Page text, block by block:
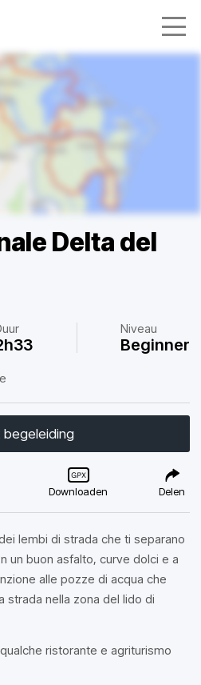
Delta del
Niveau
Beginner
begeleiding
Downloaden Delen
lembi di strada che ti separano
un buon asfalto, curve dolci e a
alle pozze di acqua che
strada nella zona del lido di
ristorante e agriturismo